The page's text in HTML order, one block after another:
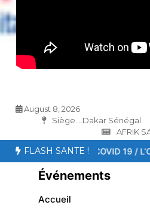
August 8, 2026
Siège....Dakar Sénégal
AFRIK
FLASH SANTE !
la riposte mondiale s’organise à
Événements
Accueil